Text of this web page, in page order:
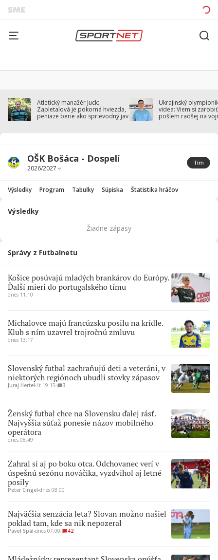
Atletický manažér Juck:
Zapletalová je pokorná hviezda,
peniaze berie ako sprievodný jav
Ukrajinský
videa: Viem si
pošlem radšej na
OŠK Bošáca - Dospelí Tím
Výsledky Program Tabuľky Súpiska Štatistika hráčov
Výsledky
Žiadne zápasy
Správy z Futbalnetu
Košice posúvajú mladých brankárov do Európy.
Ďalší mieri do portugalského tímu
dnes 11:10
Michalovce majú francúzsku posilu na krídle.
Klub s ním uzavrel trojročnú zmluvu
dnes 13:17
Slovenský futbal zachraňujú deti a veteráni, v
niektorých regiónoch ubudli stovky zápasov
Juraj Hertel∙št 19:15∙ 3
Ženský futbal chce na Slovensku ďalej rásť.
Najvyššia súťaž ponesie názov mobilného
operátora
dnes 08:49
Zahral si aj po boku otca. Odchovanec verí v
úspešnú sezónu nováčika, vyzdvihol aj letné
posily
Peter Cingel∙dnes 08:00
Najväčšia senzácia leta? Slovan možno našiel
poklad tam, kde sa nik nepozeral
Pavol Spál∙dnes 07:00∙ 42